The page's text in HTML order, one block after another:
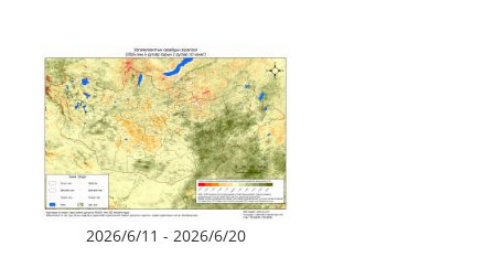
2026/6/11 - 2026/6/20